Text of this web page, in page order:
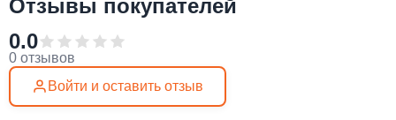
Отзывы покупателей
0.0
0 отзывов
Войти и оставить отзыв